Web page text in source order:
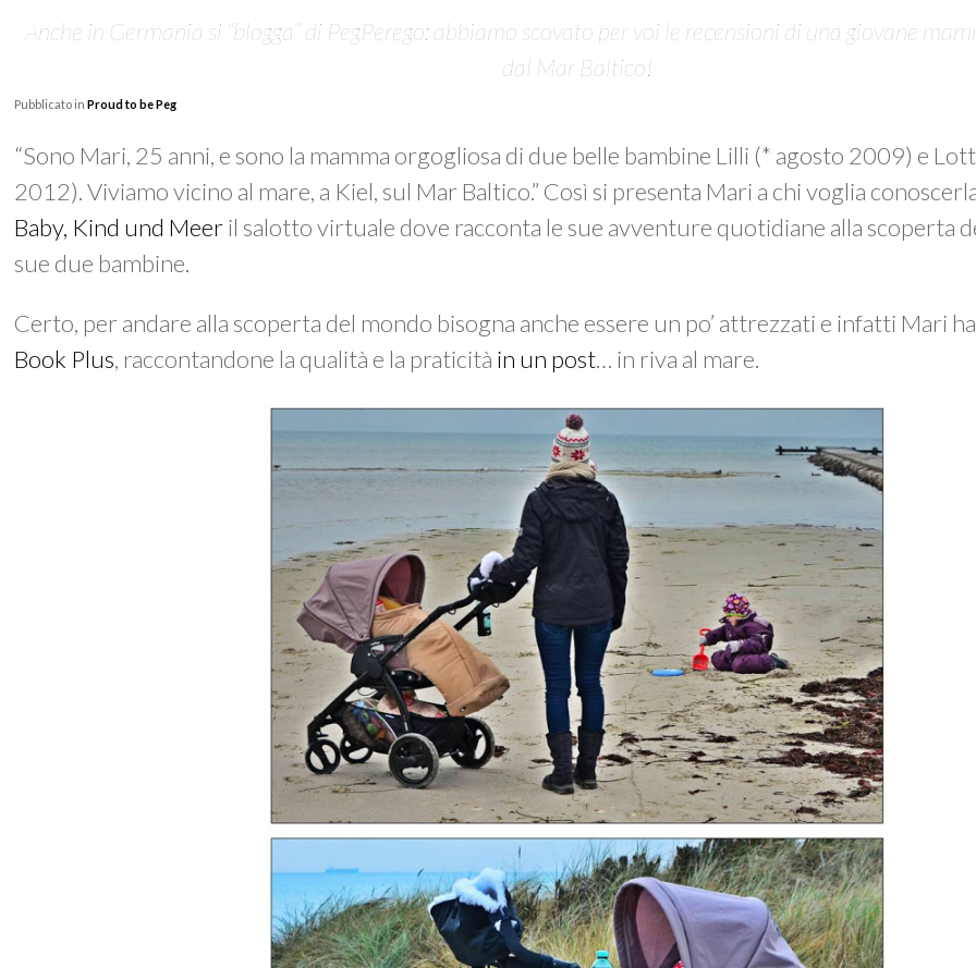
Anche in Germania si “blogga” di PegPerego: abbiamo scovato per voi le recensioni di una giovane
dal Mar Baltico!
Pubblicato inProud to be Peg
“Sono Mari, 25 anni, e sono la mamma orgogliosa di due belle bambine Lilli (* agosto 2009) e
2012). Viviamo vicino al mare, a Kiel, sul Mar Baltico.” Così si presenta Mari a chi voglia
Baby, Kind und Meeril salotto virtuale dove racconta le sue avventure quotidiane alla scoperta
sue due bambine.
Certo, per andare alla scoperta del mondo bisogna anche essere un po’ attrezzati e infatti Mari
Book Plus, raccontandone la qualità e la praticità in un post… in riva al mare.